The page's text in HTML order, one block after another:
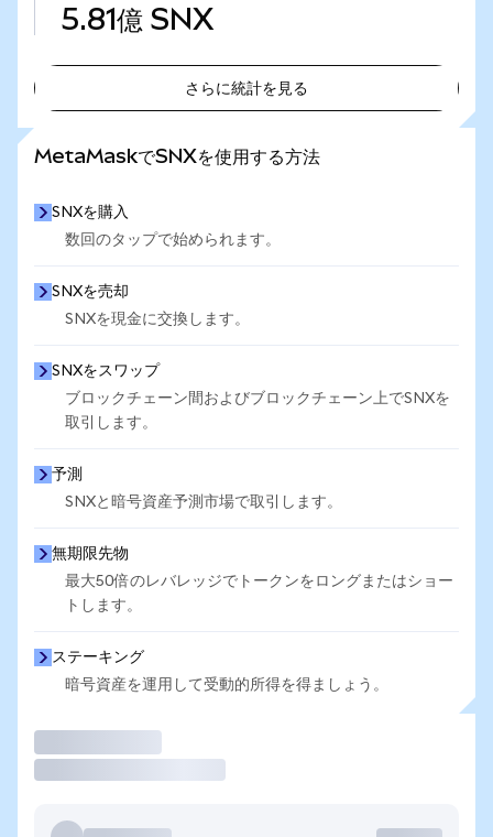
5.81億 SNX
さらに統計を見る
MetaMaskでSNXを使用する方法
SNXを購入
数回のタップで始められます。
SNXを売却
SNXを現金に交換します。
SNXをスワップ
ブロックチェーン間およびブロックチェーン上でSNXを
取引します。
予測
SNXと暗号資産予測市場で取引します。
無期限先物
最大50倍のレバレッジでトークンをロングまたはショー
トします。
ステーキング
暗号資産を運用して受動的所得を得ましょう。